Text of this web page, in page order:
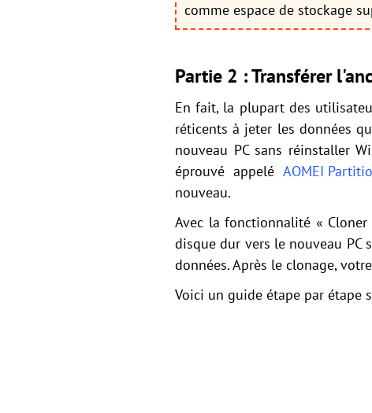
comme espace de stockage
Partie 2 : Transférer
En fait, la plupart des
réticents à jeter les données
nouveau PC sans réinstaller
éprouvé appeléAOMEI
nouveau.
Avec la fonctionnalité «
disque dur vers le nouveau PC
données. Après le clonage,
Voici un guide étape par étape